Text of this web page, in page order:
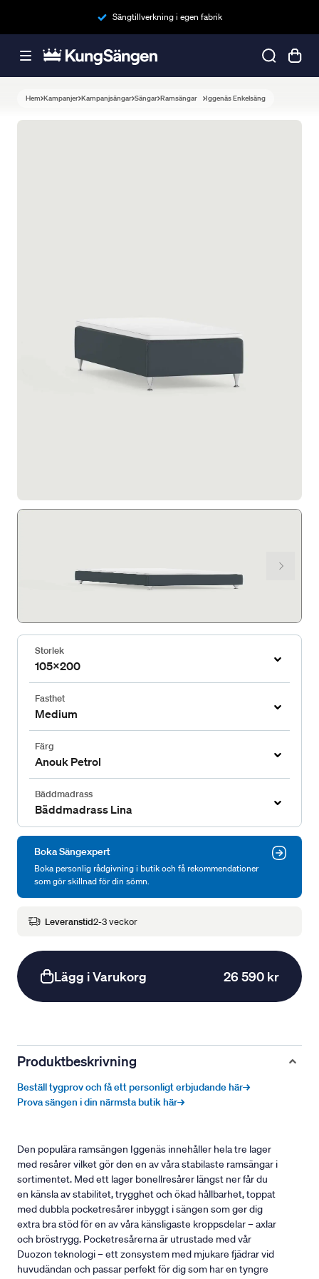
Sängtillverkning i egen fabrik
Hem Kampanjer Kampanjsängar Sängar Ramsängar Iggenäs Enkelsäng
Storlek
105x200
Fasthet
Medium
Färg
Anouk Petrol
Bäddmadrass
Bäddmadrass Lina
Boka Sängexpert
Boka personlig rådgivning i butik och få rekommendationer
som gör skillnad för din sömn.
Leveranstid2-3 veckor
Lägg i Varukorg 26 590 kr
Produktbeskrivning
Beställ tygprov och få ett personligt erbjudande här→
Prova sängen i din närmsta butik här→
Den populära ramsängen Iggenäs innehåller hela tre lager
med resårer vilket gör den en av våra stabilaste ramsängar i
sortimentet. Med ett lager bonellresårer längst ner får du
en känsla av stabilitet, trygghet och ökad hållbarhet, toppat
med dubbla pocketresårer inbyggt i sängen som ger dig
extra bra stöd för en av våra känsligaste kroppsdelar – axlar
och bröstrygg. Pocketresårerna är utrustade med vår
Duozon teknologi – ett zonsystem med mjukare fjädrar vid
huvudändan och passar perfekt för dig som har en tyngre